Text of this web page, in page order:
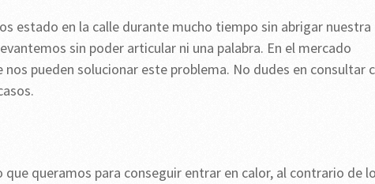
estado en la calle durante mucho tiempo sin abrigar nuestra
sin poder articular ni una palabra. En el mercado
pueden solucionar este problema. No dudes en consultar
queramos para conseguir entrar en calor, al contrario de